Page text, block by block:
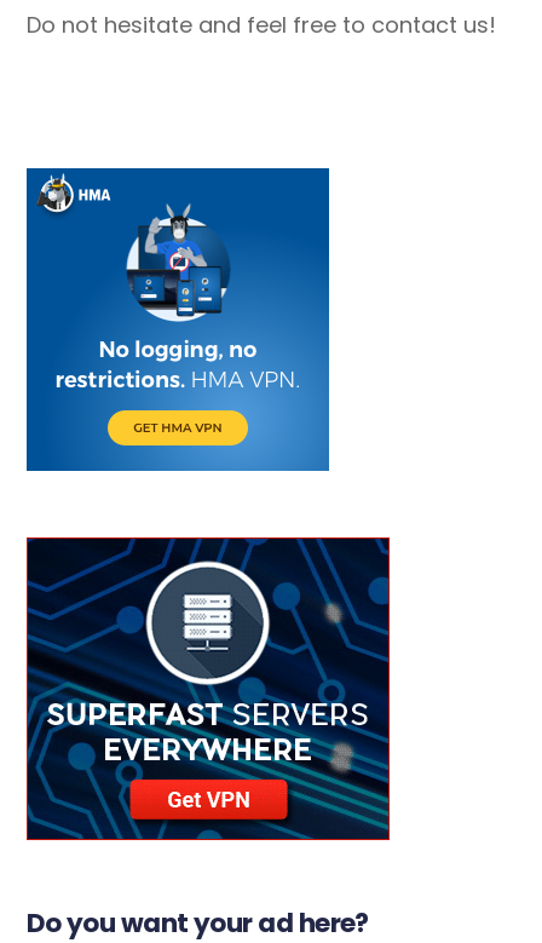
Do not hesitate and feel free to contact us!
Do you want your ad here?